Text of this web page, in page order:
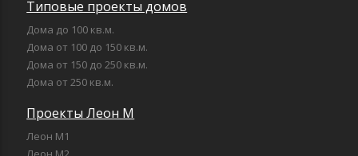
Типовые проекты домов
Дома до 100 кв.м.
Дома от 100 до 150 кв.м.
Дома от 150 до 250 кв.м.
Дома от 250 кв.м.
Проекты Леон М
Леон М1